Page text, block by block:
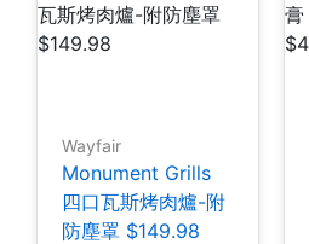
Wayfair
Monument Grills
四口瓦斯烤肉爐-附
防塵罩 $149.98